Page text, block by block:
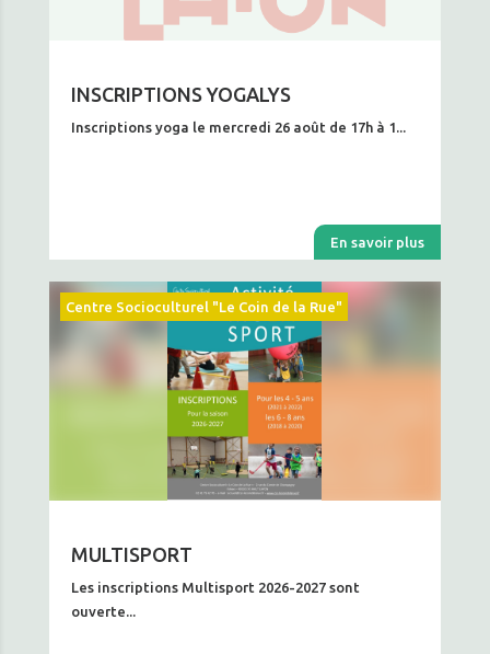
INSCRIPTIONS YOGALYS
Inscriptions yoga le mercredi 26 août de 17h à 1...
En savoir plus
MULTISPORT
Les inscriptions Multisport 2026-2027 sont
ouverte...
Centre Socioculturel "Le Coin de la Rue"